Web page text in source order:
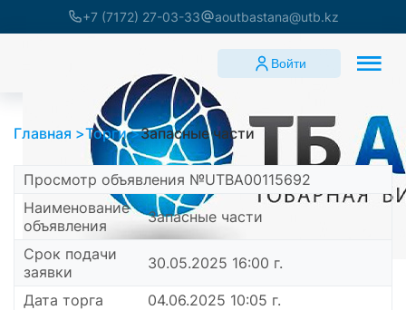
+7 (7172) 27-03-33 aoutbastana@utb.kz
Войти
Главная Торги Запасные части
Просмотр объявления №UTBA00115692
Наименование
объявления
Запасные части
Срок подачи
заявки
30.05.2025 16:00 г.
Дата торга
04.06.2025 10:05 г.